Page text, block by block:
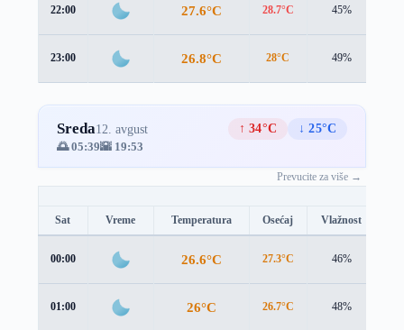
22:00 27.6°C 28.7°C 45%
23:00 26.8°C 28°C 49%
Sreda12. avgust ↑ 34°C
↓ 25°C
🌅 05:39🌇 19:53
Prevucite za više →
Sat Vreme Temperatura Osećaj Vlažnost
00:00 26.6°C 27.3°C 46%
01:00 26°C 26.7°C 48%